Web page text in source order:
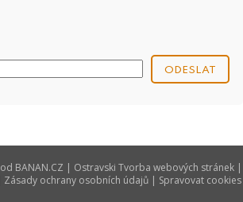
od BANAN.CZ | Ostravski Tvorba webových stránek |
Zásady ochrany osobních údajů| Spravovat cookies